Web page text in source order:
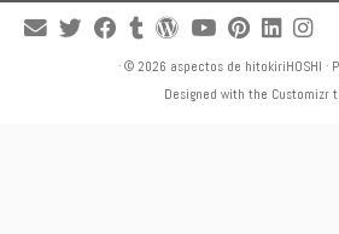
· © 2026 aspectos de hitokiriHOSHI ·
Designed with the Customizr